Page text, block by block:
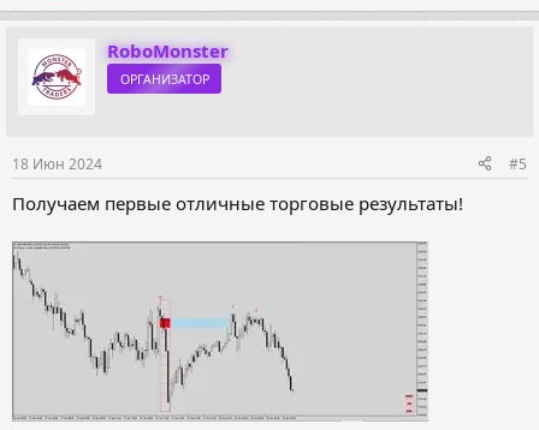
RoboMonster
ОРГАНИЗАТОР
18 Июн 2024 #5
Получаем первые отличные торговые результаты!